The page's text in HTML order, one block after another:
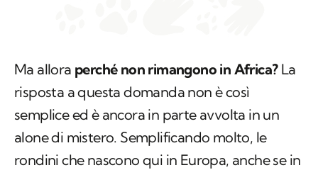
Ma allora perché non rimangono in Africa?La
risposta a questa domanda non è così
semplice ed è ancora in parte avvolta in un
alone di mistero. Semplificando molto, le
rondini che nascono qui in Europa, anche se in